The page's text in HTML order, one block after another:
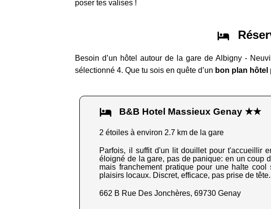
poser tes valises !
Besoin d’un hôtel autour de la gare de Albigny -
sélectionné 4. Que tu sois en quête d’un bon plan hôtel
B&B Hotel Massieux Genay ★★
2 étoiles à environ 2.7 km de la gare
Parfois, il suffit d'un lit douillet pour t'accueillir
éloigné de la gare, pas de panique: en un coup
mais franchement pratique pour une halte
plaisirs locaux. Discret, efficace, pas prise de tête.
662 B Rue Des Jonchères, 69730 Genay